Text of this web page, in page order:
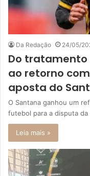
Da Redação 24/05/
Do
ao retorno
aposta do
O Santana ganhou um
futebol para a disputa
Leia mais »